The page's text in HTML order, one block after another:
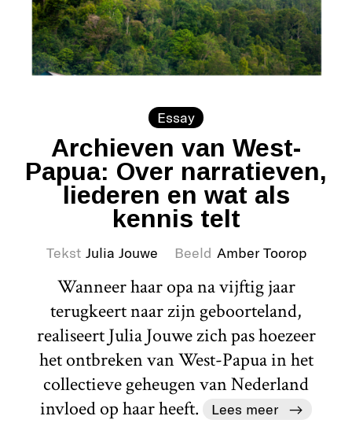
Essay
Archieven van West-
Papua: Over narratieven,
liederen en wat als
kennis telt
Tekst Julia Jouwe Beeld Amber Toorop
Wanneer haar opa na vijftig jaar
terugkeert naar zijn geboorteland,
realiseert Julia Jouwe zich pas hoezeer
het ontbreken van West-Papua in het
collectieve geheugen van Nederland
invloed op haar heeft.
Lees meer